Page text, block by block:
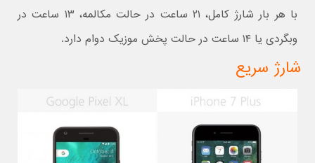
با هر بار شارژ کامل، ۲۱ ساعت در حالت مکالمه، ۱۳ ساعت در
وبگردی یا ۱۴ ساعت در حالت پخش موزیک دوام دارد.
شارژ سریع